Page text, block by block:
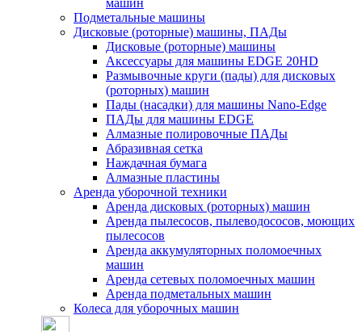
машин
Подметальные машины
Дисковые (роторные) машины, ПАДы
Дисковые (роторные) машины
Аксессуары для машины EDGE 20HD
Размывочные круги (пады) для дисковых
(роторных) машин
Пады (насадки) для машины Nano-Edge
ПАДы для машины EDGE
Алмазные полировочные ПАДы
Абразивная сетка
Наждачная бумага
Алмазные пластины
Аренда уборочной техники
Аренда дисковых (роторных) машин
Аренда пылесосов, пылеводососов, моющих
пылесосов
Аренда аккумуляторных поломоечных
машин
Аренда сетевых поломоечных машин
Аренда подметальных машин
Колеса для уборочных машин